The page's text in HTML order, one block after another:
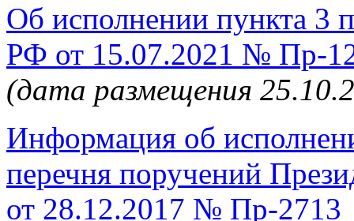
Об исполнении пункта 3
РФ от 15.07.2021 № Пр-
(дата размещения
Информация об
перечня поручений
от 28.12.2017 № Пр-2713